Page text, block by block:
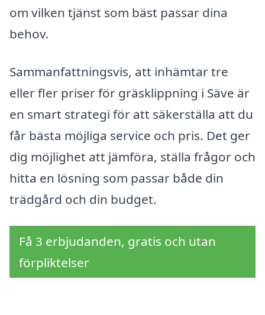
om vilken tjänst som bäst passar dina
behov.
Sammanfattningsvis, att inhämtar tre
eller fler priser för gräsklippning i Säve är
en smart strategi för att säkerställa att du
får bästa möjliga service och pris. Det ger
dig möjlighet att jämföra, ställa frågor och
hitta en lösning som passar både din
trädgård och din budget.
Få 3 erbjudanden, gratis och utan
förpliktelser